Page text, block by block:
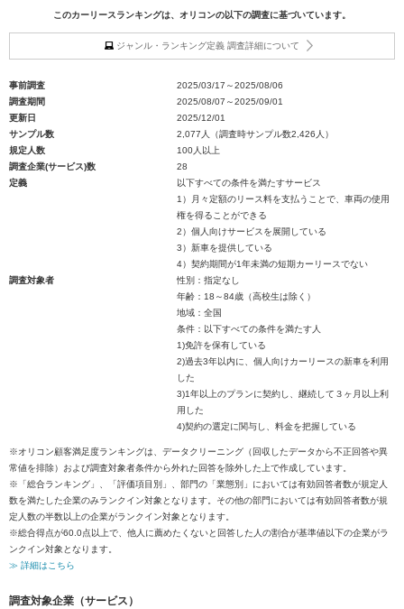
このカーリースランキングは、オリコンの以下の調査に基づいています。
ジャンル・ランキング定義 調査詳細について
事前調査
2025/03/17～2025/08/06
調査期間
2025/08/07～2025/09/01
更新日
2025/12/01
サンプル数
2,077人（調査時サンプル数2,426人）
規定人数
100人以上
調査企業(サービス)数
28
定義
以下すべての条件を満たすサービス
1）月々定額のリース料を支払うことで、車両の使用
権を得ることができる
2）個人向けサービスを展開している
3）新車を提供している
4）契約期間が1年未満の短期カーリースでない
調査対象者
性別：指定なし
年齢：18～84歳（高校生は除く）
地域：全国
条件：以下すべての条件を満たす人
1)免許を保有している
2)過去3年以内に、個人向けカーリースの新車を利用
した
3)1年以上のプランに契約し、継続して３ヶ月以上利
用した
4)契約の選定に関与し、料金を把握している
※オリコン顧客満足度ランキングは、データクリーニング（回収したデータから不正回答や異
常値を排除）および調査対象者条件から外れた回答を除外した上で作成しています。
※「総合ランキング」、「評価項目別」、部門の「業態別」においては有効回答者数が規定人
数を満たした企業のみランクイン対象となります。その他の部門においては有効回答者数が規
定人数の半数以上の企業がランクイン対象となります。
※総合得点が60.0点以上で、他人に薦めたくないと回答した人の割合が基準値以下の企業がラ
ンクイン対象となります。
≫ 詳細はこちら
調査対象企業（サービス）